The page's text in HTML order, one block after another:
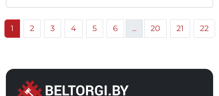
1 2 3 4 5 6 ... 20 21 22